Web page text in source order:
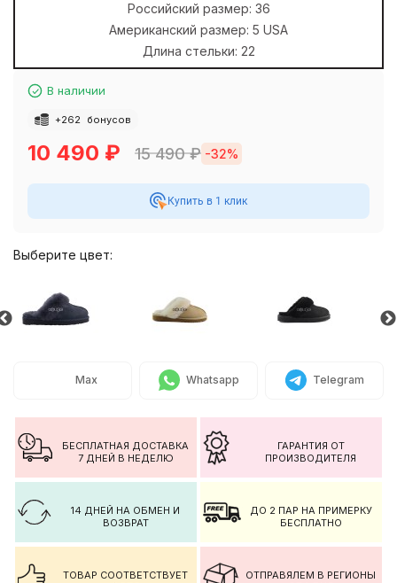
Российский размер: 36
Американский размер: 5 USA
Длина стельки: 22
В наличии
+262 бонусов
10 490 ₽ 15 490₽ -32%
Купить в 1 клик
Выберите цвет:
Max Whatsapp Telegram
БЕСПЛАТНАЯ ДОСТАВКА
7 ДНЕЙ В НЕДЕЛЮ
ГАРАНТИЯ ОТ
ПРОИЗВОДИТЕЛЯ
14 ДНЕЙ НА ОБМЕН И
ВОЗВРАТ
ДО 2 ПАР НА ПРИМЕРКУ
БЕСПЛАТНО
ТОВАР СООТВЕТСТВУЕТ
ОТПРАВЯЛЕМ В РЕГИОНЫ